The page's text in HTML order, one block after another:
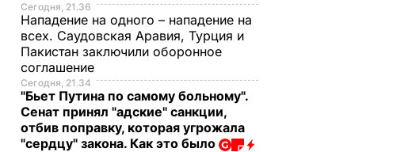
Сегодня, 21.36
Нападение на одного – нападение на
всех. Саудовская Аравия, Турция и
Пакистан заключили оборонное
соглашение
Сегодня, 21.34
"Бьет Путина по самому больному".
Сенат принял "адские" санкции,
отбив поправку, которая угрожала
"сердцу" закона. Как это было